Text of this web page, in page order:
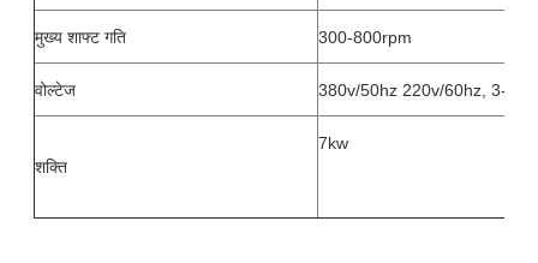
मुख्य शाफ्ट गति 300-800rpm
वोल्टेज 380v/50hz 220v/60hz, 3-चरण
शक्ति
7kw